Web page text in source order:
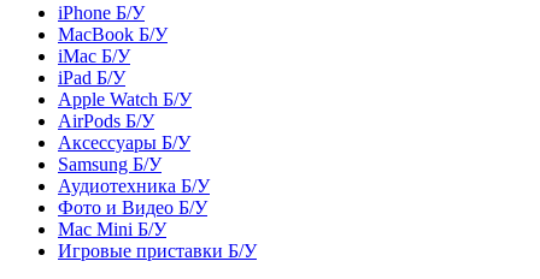
iPhone Б/У
MacBook Б/У
iMac Б/У
iPad Б/У
Apple Watch Б/У
AirPods Б/У
Аксессуары Б/У
Samsung Б/У
Аудиотехника Б/У
Фото и Видео Б/У
Mac Mini Б/У
Игровые приставки Б/У